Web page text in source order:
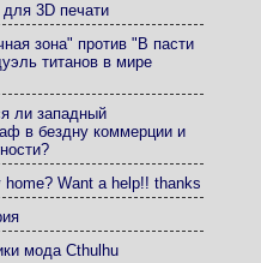
3D печати
зона" против "В пасти
титанов в мире
ли западный
в бездну коммерции и
home? Want a help!! thanks
мода Cthulhu